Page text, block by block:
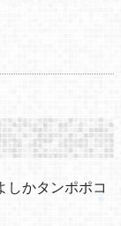
しかタンポポコ